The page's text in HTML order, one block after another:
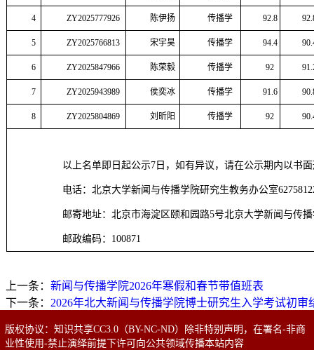
4 ZY2025777926 陈伊扬 传播学 92.8
5 ZY2025766813 宋宇昊 传播学 94.4
6 ZY2025847966 陈荣毅 传播学 92
7 ZY2025943989 侯奕冰 传播学 91.6
8 ZY2025804869 刘昕阳 传播学 92
以上名单即日起公示7日，如有异议，请在公示期内以书
电话：北京大学新闻与传播学院研究生教务办公室
邮寄地址：北京市海淀区颐和园路5号北京大学新闻与传
邮政编码：100871
上一条： 新闻与传播学院2026年寒假和春节带值班表
下一条： 2026年北大新闻与传播学院博士研究生入学考试初审
版权协议：知识共享CC3.0（BY-NC-ND）除非特别声明，在署名-非商
业性使用-禁止演绎前提下许可向公共领域传播本站内容